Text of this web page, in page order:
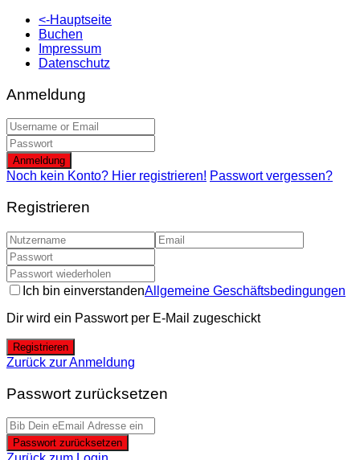
<-Hauptseite
Buchen
Impressum
Datenschutz
Anmeldung
Anmeldung
Noch kein Konto? Hier registrieren! Passwort vergessen?
Registrieren
Ich bin einverstandenAllgemeine Geschäftsbedingungen
Dir wird ein Passwort per E-Mail zugeschickt
Registrieren
Zurück zur Anmeldung
Passwort zurücksetzen
Passwort zurücksetzen